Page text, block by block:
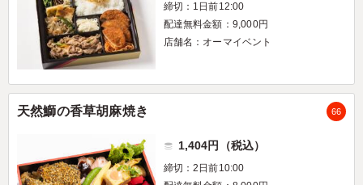
締切：1日前12:00
配達無料金額：9,000円
店舗名：オーマイベント
天然鰤の香草胡麻焼き 66
1,404円（税込）
締切：2日前10:00